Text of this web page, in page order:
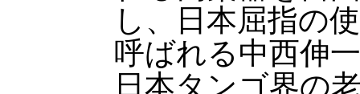
し、日本屈指の
呼ばれる中西伸
日本タンゴ界の